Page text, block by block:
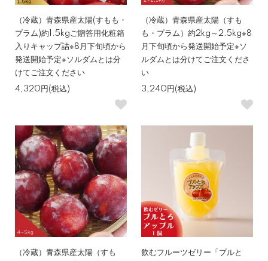
（冷蔵）青森県産太陽(すもも・
プラム)約1.5kgご贈答用化粧箱
入りキャップ詰※8月下旬頃から
発送開始予定※ソルダムとは分
けてご注文ください
4,320円(税込)
（冷蔵）青森県産太陽（すも
も・プラム）約2kg～2.5kg※8
月下旬頃から発送開始予定※ソ
ルダムとは分けてご注文くださ
い
3,240円(税込)
（冷蔵）青森県産太陽（すも
飲むフルーツゼリー「プルと